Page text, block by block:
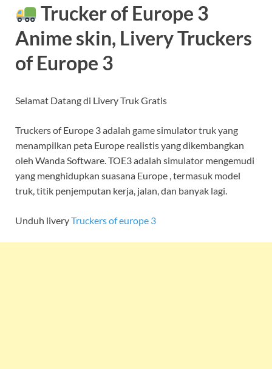
Trucker of Europe 3
Anime skin, Livery Truckers
of Europe 3
Selamat Datang di Livery Truk Gratis
Truckers of Europe 3 adalah game simulator truk yang
menampilkan peta Europe realistis yang dikembangkan
oleh Wanda Software. TOE3 adalah simulator mengemudi
yang menghidupkan suasana Europe , termasuk model
truk, titik penjemputan kerja, jalan, dan banyak lagi.
Unduh liveryTruckers of europe 3